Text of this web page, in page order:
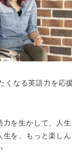
くなる英語力を応
力を生かして、人
生を、もっと楽し